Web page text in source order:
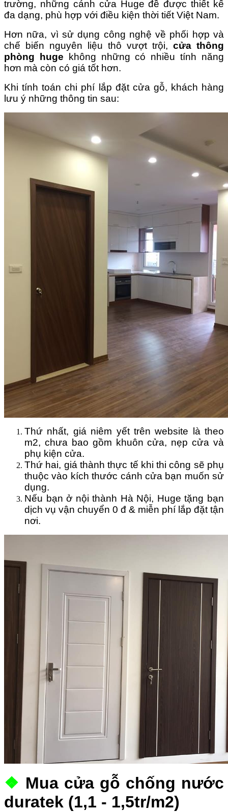
trường, những cánh cửa Huge đề được thiết kế
đa dạng, phù hợp với điều kiện thời tiết Việt Nam.
Hơn nữa, vì sử dụng công nghệ về phối hợp và
chế biến nguyên liệu thô vượt trội, cửa thông
phòng huge không những có nhiều tính năng
hơn mà còn có giá tốt hơn.
Khi tính toán chi phí lắp đặt cửa gỗ, khách hàng
lưu ý những thông tin sau:
Thứ nhất, giá niêm yết trên website là theo
m2, chưa bao gồm khuôn cửa, nẹp cửa và
phụ kiện cửa.
Thứ hai, giá thành thực tế khi thi công sẽ phụ
thuộc vào kích thước cánh cửa bạn muốn sử
dụng.
Nếu bạn ở nội thành Hà Nội, Huge tặng bạn
dịch vụ vận chuyển 0 đ & miễn phí lắp đặt tận
nơi.
❖ Mua cửa gỗ chống nước
duratek (1,1 - 1,5tr/m2)